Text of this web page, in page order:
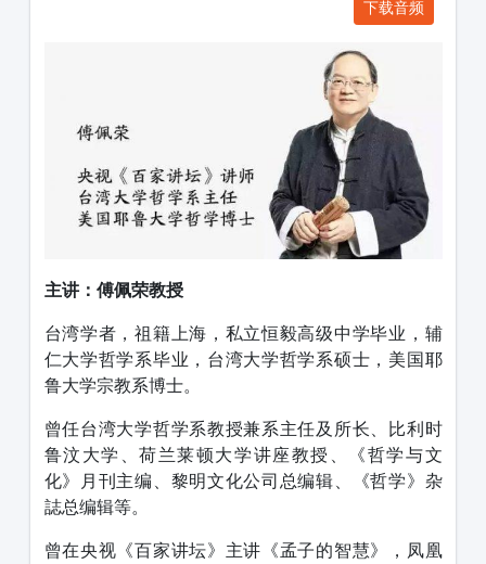
下载音频
主讲： 傅佩荣教授
台湾学者，祖籍上海，私立恒毅高级中学毕业，辅
仁大学哲学系毕业，台湾大学哲学系硕士，美国耶
鲁大学宗教系博士。
曾任台湾大学哲学系教授兼系主任及所长、比利时
鲁汶大学、荷兰莱顿大学讲座教授、《哲学与文
化》月刊主编、黎明文化公司总编辑、《哲学》杂
誌总编辑等。
曾在央视《百家讲坛》主讲《孟子的智慧》，凤凰